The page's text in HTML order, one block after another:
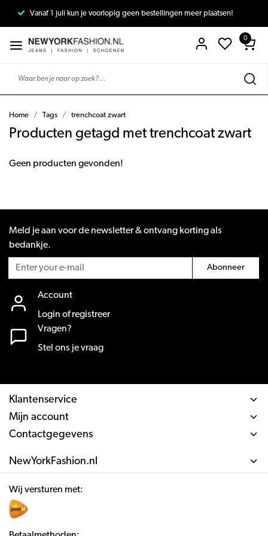
Vanaf 1 juli kun je voorlopig geen bestellingen meer plaatsen!
0
Home Tags trenchcoat zwart
Producten getagd met trenchcoat zwart
Geen producten gevonden!
Meld je aan voor de newsletter & ontvang korting als
bedankje.
Abonneer
Account
Login of registreer
Vragen?
Stel ons je vraag
Klantenservice
Mijn account
Contactgegevens
NewYorkFashion.nl
Wij versturen met: